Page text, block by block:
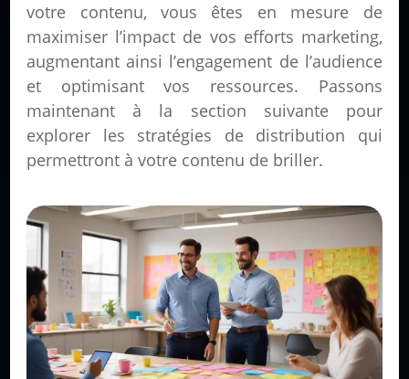
votre contenu, vous êtes en mesure de
maximiser l’impact de vos efforts marketing,
augmentant ainsi l’engagement de l’audience
et optimisant vos ressources. Passons
maintenant à la section suivante pour
explorer les stratégies de distribution qui
permettront à votre contenu de briller.